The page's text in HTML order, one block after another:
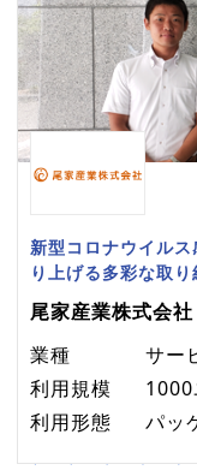
新型コロナウイル
り上げる多彩な取
尾家産業株式会社
業種
サー
利用規模
1000
利用形態
パッ